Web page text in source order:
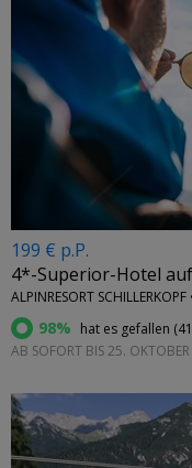
←
199 € p.P.
4*-Superior-Hotel
ALPINRESORT SCHILLERKOPF
98% hat es gefallen (
AB SOFORT BIS 25.